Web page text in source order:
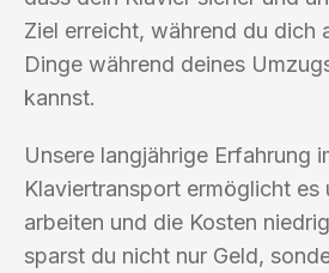
Ziel erreicht, während du dich
Dinge während deines
kannst.
Unsere langjährige Erfahrung
Klaviertransport ermöglicht es
arbeiten und die Kosten
sparst du nicht nur Geld,